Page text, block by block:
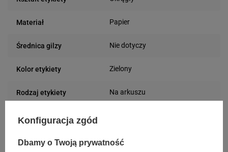
Materiał Papier
Średnica gilzy Nie dotyczy
Kolor etykiety Zielony
Rodzaj etykiety Na arkuszu
Szerokość etykiety
Długość etykiety 8 mm
Konfiguracja zgód
Dbamy o Twoją prywatność